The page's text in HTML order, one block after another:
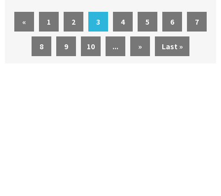
« 1 2 3 4 5 6 7
8 9 10 ... » Last »